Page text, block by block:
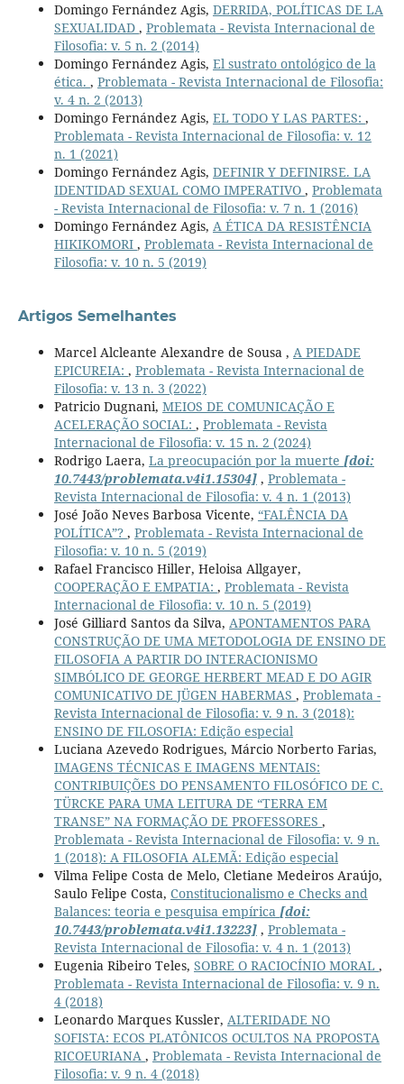
Domingo Fernández Agis, DERRIDA, POLÍTICAS DE LA
SEXUALIDAD , Problemata - Revista Internacional de
Filosofia: v. 5 n. 2 (2014)
Domingo Fernández Agis, El sustrato ontológico de la
ética. , Problemata - Revista Internacional de Filosofia:
v. 4 n. 2 (2013)
Domingo Fernández Agis, EL TODO Y LAS PARTES: ,
Problemata - Revista Internacional de Filosofia: v. 12
n. 1 (2021)
Domingo Fernández Agis, DEFINIR Y DEFINIRSE. LA
IDENTIDAD SEXUAL COMO IMPERATIVO , Problemata
- Revista Internacional de Filosofia: v. 7 n. 1 (2016)
Domingo Fernández Agis, A ÉTICA DA RESISTÊNCIA
HIKIKOMORI , Problemata - Revista Internacional de
Filosofia: v. 10 n. 5 (2019)
Artigos Semelhantes
Marcel Alcleante Alexandre de Sousa , A PIEDADE
EPICUREIA: , Problemata - Revista Internacional de
Filosofia: v. 13 n. 3 (2022)
Patricio Dugnani, MEIOS DE COMUNICAÇÃO E
ACELERAÇÃO SOCIAL: , Problemata - Revista
Internacional de Filosofia: v. 15 n. 2 (2024)
Rodrigo Laera, La preocupación por la muerte [doi:
10.7443/problemata.v4i1.15304], Problemata -
Revista Internacional de Filosofia: v. 4 n. 1 (2013)
José João Neves Barbosa Vicente, “FALÊNCIA DA
POLÍTICA”? , Problemata - Revista Internacional de
Filosofia: v. 10 n. 5 (2019)
Rafael Francisco Hiller, Heloisa Allgayer,
COOPERAÇÃO E EMPATIA: , Problemata - Revista
Internacional de Filosofia: v. 10 n. 5 (2019)
José Gilliard Santos da Silva, APONTAMENTOS PARA
CONSTRUÇÃO DE UMA METODOLOGIA DE ENSINO DE
FILOSOFIA A PARTIR DO INTERACIONISMO
SIMBÓLICO DE GEORGE HERBERT MEAD E DO AGIR
COMUNICATIVO DE JÜGEN HABERMAS , Problemata -
Revista Internacional de Filosofia: v. 9 n. 3 (2018):
ENSINO DE FILOSOFIA: Edição especial
Luciana Azevedo Rodrigues, Márcio Norberto Farias,
IMAGENS TÉCNICAS E IMAGENS MENTAIS:
CONTRIBUIÇÕES DO PENSAMENTO FILOSÓFICO DE C.
TÜRCKE PARA UMA LEITURA DE “TERRA EM
TRANSE” NA FORMAÇÃO DE PROFESSORES ,
Problemata - Revista Internacional de Filosofia: v. 9 n.
1 (2018): A FILOSOFIA ALEMÃ: Edição especial
Vilma Felipe Costa de Melo, Cletiane Medeiros Araújo,
Saulo Felipe Costa, Constitucionalismo e Checks and
Balances: teoria e pesquisa empírica [doi:
10.7443/problemata.v4i1.13223], Problemata -
Revista Internacional de Filosofia: v. 4 n. 1 (2013)
Eugenia Ribeiro Teles, SOBRE O RACIOCÍNIO MORAL ,
Problemata - Revista Internacional de Filosofia: v. 9 n.
4 (2018)
Leonardo Marques Kussler, ALTERIDADE NO
SOFISTA: ECOS PLATÔNICOS OCULTOS NA PROPOSTA
RICOEURIANA , Problemata - Revista Internacional de
Filosofia: v. 9 n. 4 (2018)